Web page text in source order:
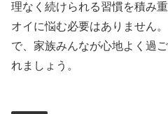
理なく続けられる習慣を積み
オイに悩む必要はありません
で、家族みんなが心地よく過
れましょう。